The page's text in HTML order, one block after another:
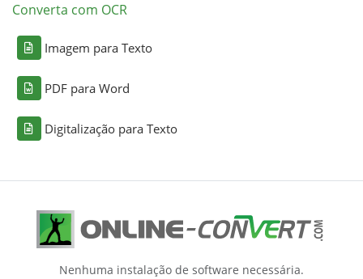
Converta com OCR
Imagem para Texto
PDF para Word
Digitalização para Texto
Nenhuma instalação de software necessária.